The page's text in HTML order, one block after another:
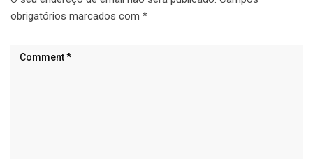
obrigatórios marcados com *